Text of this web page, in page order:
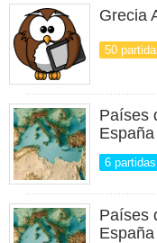
Grecia
50
Países
6 partidas
Países